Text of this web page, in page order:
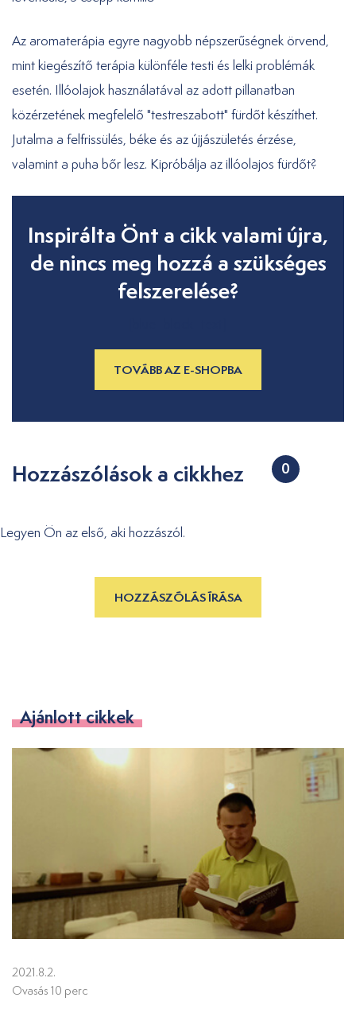
Az aromaterápia egyre nagyobb népszerűségnek örvend,
mint kiegészítő terápia különféle testi és lelki problémák
esetén. Illóolajok használatával az adott pillanatban
közérzetének megfelelő "testreszabott" fürdőt készíthet.
Jutalma a felfrissülés, béke és az újjászületés érzése,
valamint a puha bőr lesz. Kipróbálja az illóolajos fürdőt?
Inspirálta Önt a cikk valami újra,
de nincs meg hozzá a szükséges
felszerelése?
TOVÁBB AZ E-SHOPBA
Hozzászólások a cikkhez 0
Legyen Ön az első, aki hozzászól.
HOZZÁSZÓLÁS ÍRÁSA
Ajánlott cikkek
2021.8.2.
Ovasás 10 perc